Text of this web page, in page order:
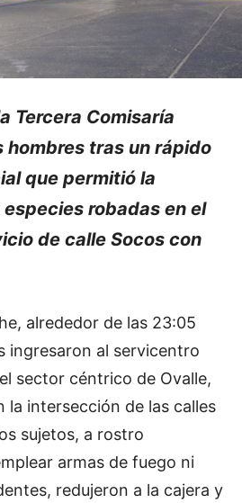
Tercera Comisaría
hombres tras un rápido
que permitió la
robadas en el
de calle Socos con
alrededor de las 23:05
ingresaron al servicentro
sector céntrico de Ovalle,
la intersección de las calles
sujetos, a rostro
armas de fuego ni
redujeron a la cajera y